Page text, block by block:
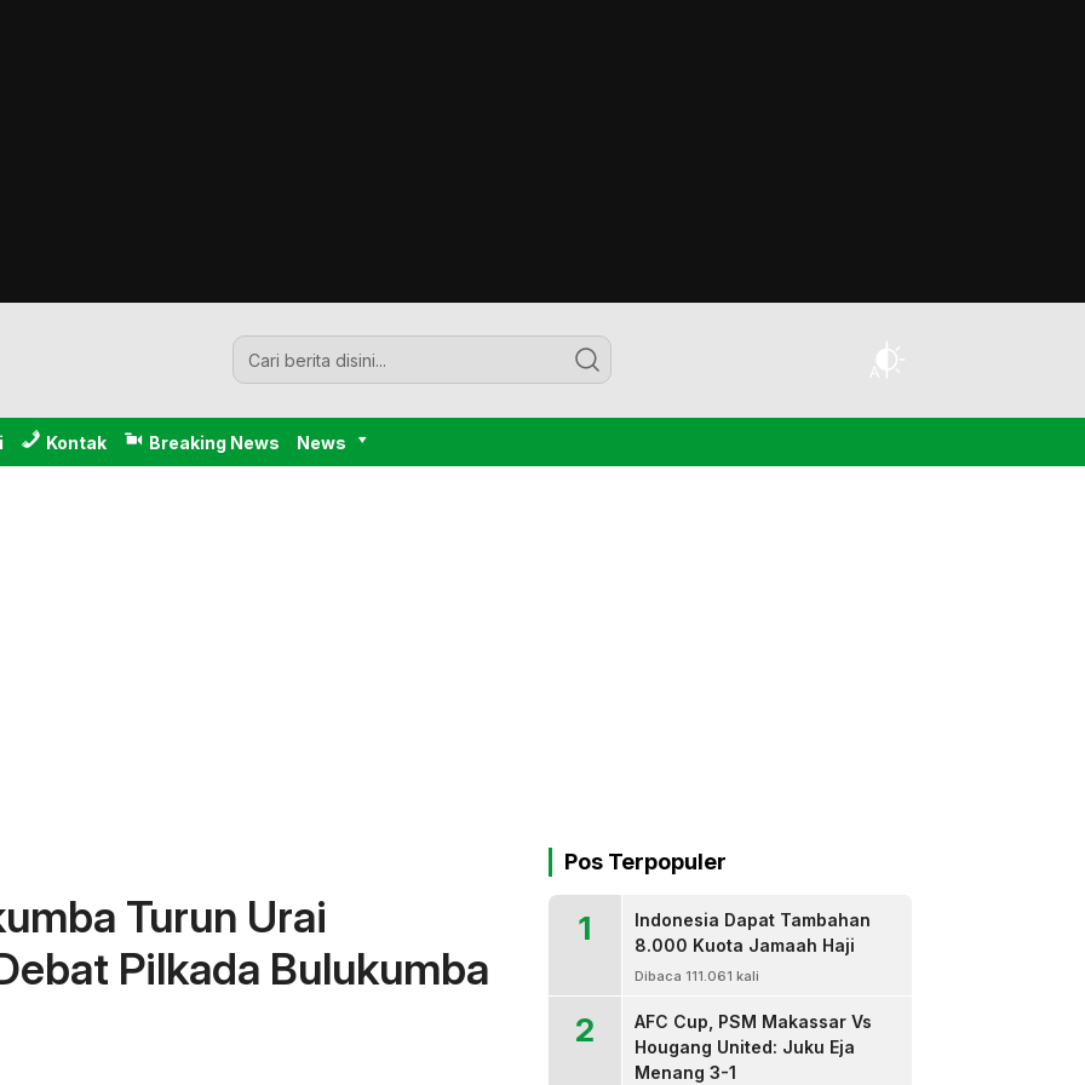
Kontak Breaking News News
Turun Urai
Pilkada Bulukumba
Pos Terpopuler
1
Indonesia Dapat Tambahan
8.000 Kuota Jamaah Haji
Dibaca 111.061 kali
2
AFC Cup, PSM Makassar Vs
Hougang United: Juku Eja
Menang 3-1